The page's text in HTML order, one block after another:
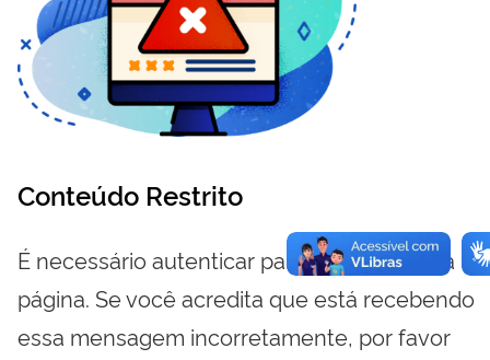
Conteúdo Restrito
É necessário autenticar para visualizar essa
página. Se você acredita que está recebendo
essa mensagem incorretamente, por favor